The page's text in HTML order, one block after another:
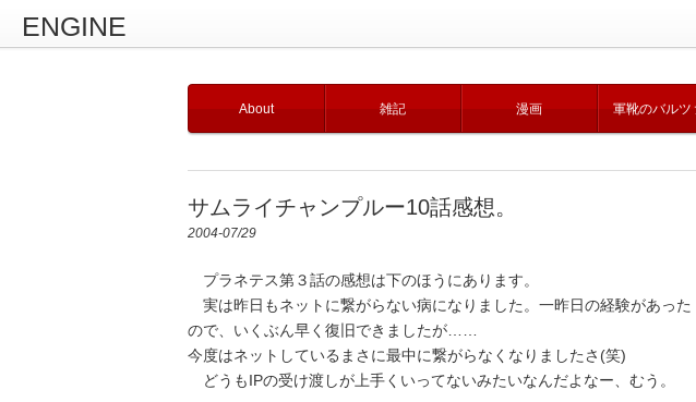
ENGINE
About 雑記 漫画 軍靴のバルツ
サムライチャンプルー10話感想。
2004-07/29
プラネテス第３話の感想は下のほうにあります。
実は昨日もネットに繋がらない病になりました。一昨日の経験があった
ので、いくぶん早く復旧できましたが……
今度はネットしているまさに最中に繋がらなくなりましたさ(笑)
どうもIPの受け渡しが上手くいってないみたいなんだよなー、むう。